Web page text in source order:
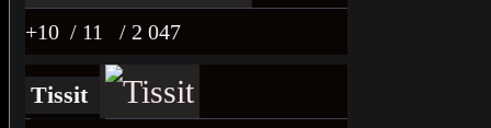
+10 / 11 / 2 047
Tissit